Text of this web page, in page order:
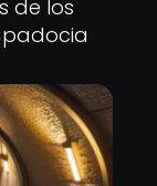
de los